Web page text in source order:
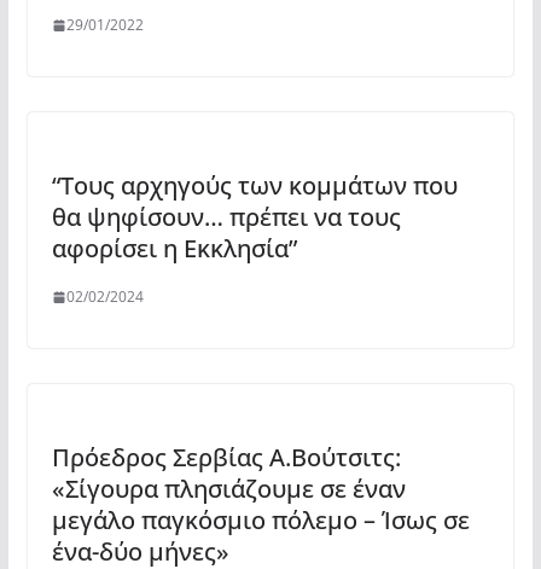
29/01/2022
“Τους αρχηγούς των κομμάτων που
θα ψηφίσουν… πρέπει να τους
αφορίσει η Εκκλησία”
02/02/2024
Πρόεδρος Σερβίας Α.Βούτσιτς:
«Σίγουρα πλησιάζουμε σε έναν
μεγάλο παγκόσμιο πόλεμο – Ίσως σε
ένα-δύο μήνες»